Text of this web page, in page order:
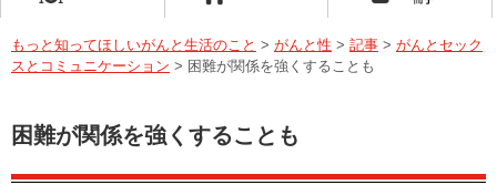
もっと知ってほしいがんと生活のこと > がんと性 > 記事 > がんとセック
スとコミュニケーション > 困難が関係を強くすることも
困難が関係を強くすることも